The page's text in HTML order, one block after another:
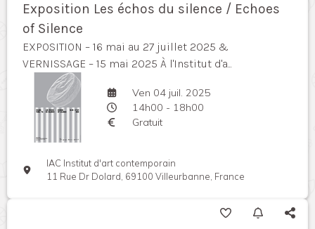
Exposition Les échos du silence / Echoes
of Silence
EXPOSITION – 16 mai au 27 juillet 2025 &
VERNISSAGE – 15 mai 2025 À l'Institut d'a...
Ven 04 juil. 2025
14h00 - 18h00
Gratuit
IAC Institut d'art contemporain
11 Rue Dr Dolard, 69100 Villeurbanne, France